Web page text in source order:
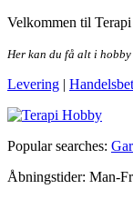
Skip
the
Velkommen til
Her kan du få alt i
Levering |
Terapi Hobby
Popular searches:
Åbningstider: Man-